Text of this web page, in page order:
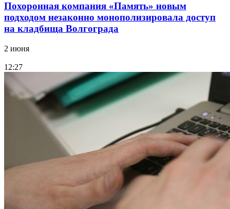
Похоронная компания «Память» новым
подходом незаконно монополизировала доступ
на кладбища Волгограда
2 июня
12:27